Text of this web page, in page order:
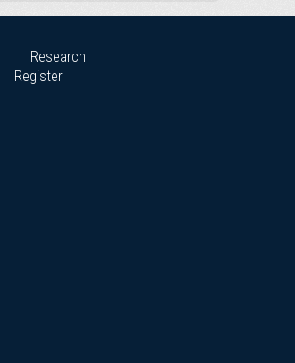
Research
Register